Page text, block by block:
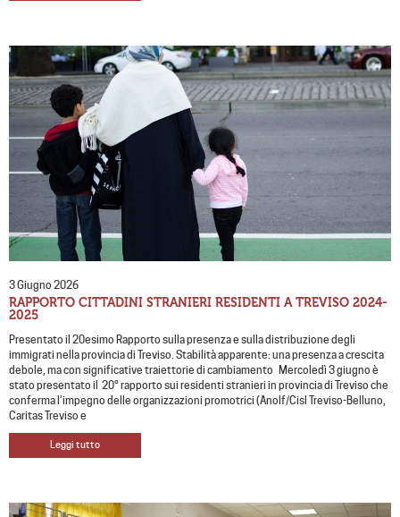
3 Giugno 2026
RAPPORTO CITTADINI STRANIERI RESIDENTI A TREVISO 2024-
2025
Presentato il 20esimo Rapporto sulla presenza e sulla distribuzione degli
immigrati nella provincia di Treviso. Stabilità apparente: una presenza a crescita
debole, ma con significative traiettorie di cambiamento Mercoledì 3 giugno è
stato presentato il 20° rapporto sui residenti stranieri in provincia di Treviso che
conferma l’impegno delle organizzazioni promotrici (Anolf/Cisl Treviso-Belluno,
Caritas Treviso e
Leggi tutto